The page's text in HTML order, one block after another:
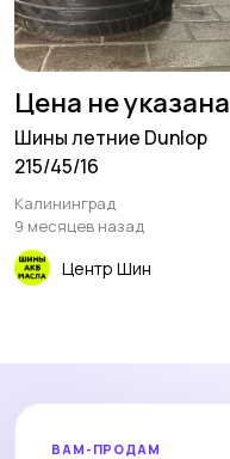
Цена не указана
Шины летние Dunlop
215/45/16
Калининград
9 месяцев назад
Центр Шин
ВАМ-ПРОДАМ